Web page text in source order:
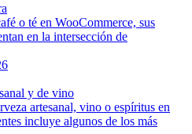
o té en WooCommerce, sus
en la intersección de
y de vino
artesanal, vino o espíritus en
incluye algunos de los más